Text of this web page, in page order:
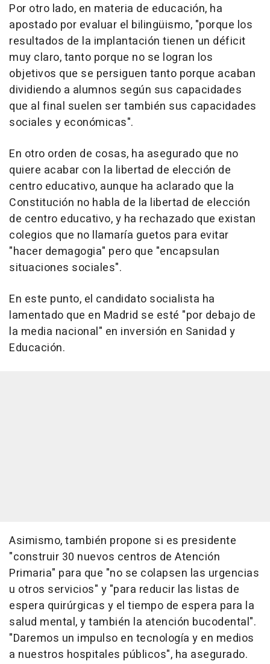
Por otro lado, en materia de educación, ha
apostado por evaluar el bilingüismo, "porque los
resultados de la implantación tienen un déficit
muy claro, tanto porque no se logran los
objetivos que se persiguen tanto porque acaban
dividiendo a alumnos según sus capacidades
que al final suelen ser también sus capacidades
sociales y económicas".
En otro orden de cosas, ha asegurado que no
quiere acabar con la libertad de elección de
centro educativo, aunque ha aclarado que la
Constitución no habla de la libertad de elección
de centro educativo, y ha rechazado que existan
colegios que no llamaría guetos para evitar
"hacer demagogia" pero que "encapsulan
situaciones sociales".
En este punto, el candidato socialista ha
lamentado que en Madrid se esté "por debajo de
la media nacional" en inversión en Sanidad y
Educación.
Asimismo, también propone si es presidente
"construir 30 nuevos centros de Atención
Primaria" para que "no se colapsen las urgencias
u otros servicios" y "para reducir las listas de
espera quirúrgicas y el tiempo de espera para la
salud mental, y también la atención bucodental".
"Daremos un impulso en tecnología y en medios
a nuestros hospitales públicos", ha asegurado.